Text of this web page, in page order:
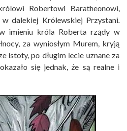
Robertowi Baratheonowi,
w dalekiej Królewskiej Przystani.
imieniu króla Roberta rządy w
za wyniosłym Murem, kryją
istoty, po długim lecie uznane za
się jednak, że są realne i